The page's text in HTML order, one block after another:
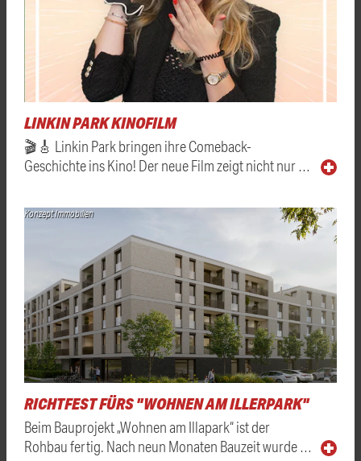
LINKIN PARK KINOFILM
🎬🎸 Linkin Park bringen ihre Comeback-
Geschichte ins Kino! Der neue Film zeigt nicht nur …
Konzept Immobilien
RICHTFEST FÜRS "WOHNEN AM ILLERPARK"
Beim Bauprojekt „Wohnen am Illapark“ ist der
Rohbau fertig. Nach neun Monaten Bauzeit wurde …